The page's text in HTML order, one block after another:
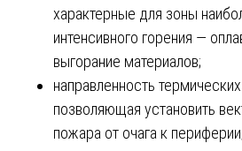
характерные для зоны
интенсивного горения —
выгорание материалов;
направленность
позволяющая установить
пожара от очага к периферии;